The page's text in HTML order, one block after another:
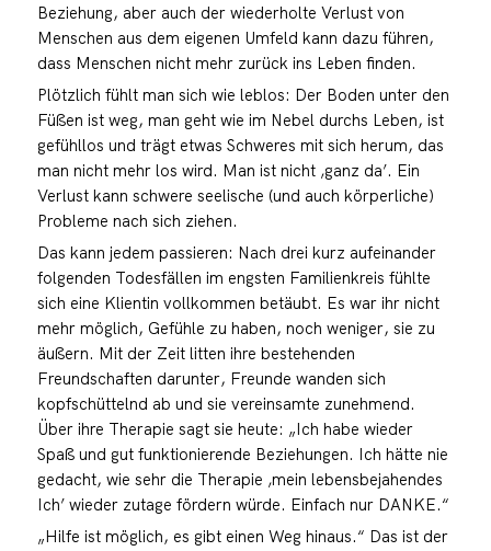
Beziehung, aber auch der wiederholte Verlust von
Menschen aus dem eigenen Umfeld kann dazu führen,
dass Menschen nicht mehr zurück ins Leben finden.
Plötzlich fühlt man sich wie leblos: Der Boden unter den
Füßen ist weg, man geht wie im Nebel durchs Leben, ist
gefühllos und trägt etwas Schweres mit sich herum, das
man nicht mehr los wird. Man ist nicht ‚ganz da’. Ein
Verlust kann schwere seelische (und auch körperliche)
Probleme nach sich ziehen.
Das kann jedem passieren: Nach drei kurz aufeinander
folgenden Todesfällen im engsten Familienkreis fühlte
sich eine Klientin vollkommen betäubt. Es war ihr nicht
mehr möglich, Gefühle zu haben, noch weniger, sie zu
äußern. Mit der Zeit litten ihre bestehenden
Freundschaften darunter, Freunde wanden sich
kopfschüttelnd ab und sie vereinsamte zunehmend.
Über ihre Therapie sagt sie heute: „Ich habe wieder
Spaß und gut funktionierende Beziehungen. Ich hätte nie
gedacht, wie sehr die Therapie ‚mein lebensbejahendes
Ich’ wieder zutage fördern würde. Einfach nur DANKE.“
„Hilfe ist möglich, es gibt einen Weg hinaus.“ Das ist der